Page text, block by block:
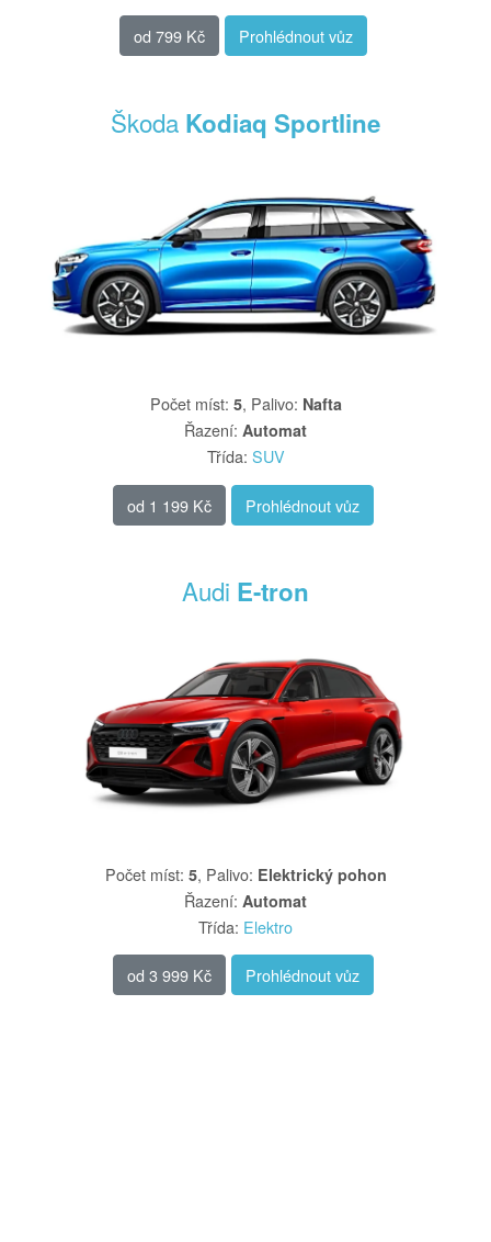
od 799 Kč Prohlédnout vůz
Škoda Kodiaq Sportline
Počet míst: 5, Palivo: Nafta
Řazení: Automat
Třída: SUV
od 1 199 Kč Prohlédnout vůz
Audi E-tron
Počet míst: 5, Palivo: Elektrický pohon
Řazení: Automat
Třída: Elektro
od 3 999 Kč Prohlédnout vůz